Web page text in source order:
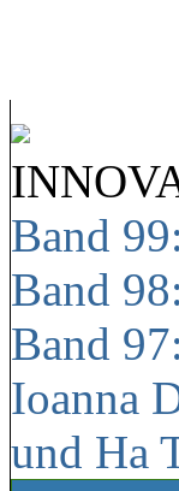
Band
Band
Band 97:
Ioanna
und Ha